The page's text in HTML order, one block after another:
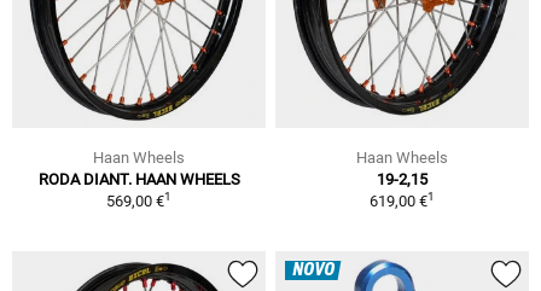
Haan Wheels
RODA DIANT. HAAN WHEELS
569,00 €1
Haan Wheels
19-2,15
619,00 €1
NOVO